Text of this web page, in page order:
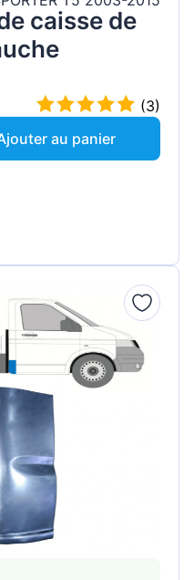
caisse de
(3)
au panier